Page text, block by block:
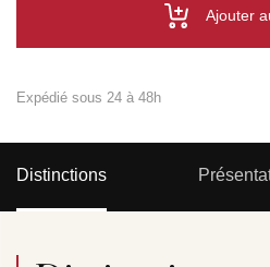
Ajouter
Expédié sous 24 à 48h
Distinctions